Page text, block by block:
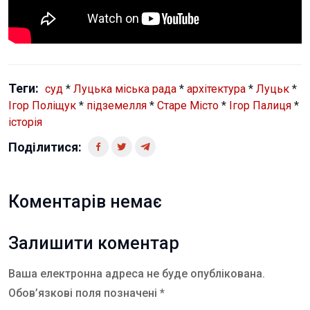
Теги: суд * Луцька міська рада * архітектура * Луцьк *
Ігор Поліщук * підземелля * Старе Місто * Ігор Палиця *
історія
Поділитися:
Коментарів немає
Залишити коментар
Ваша електронна адреса не буде опублікована.
Обов’язкові поля позначені *